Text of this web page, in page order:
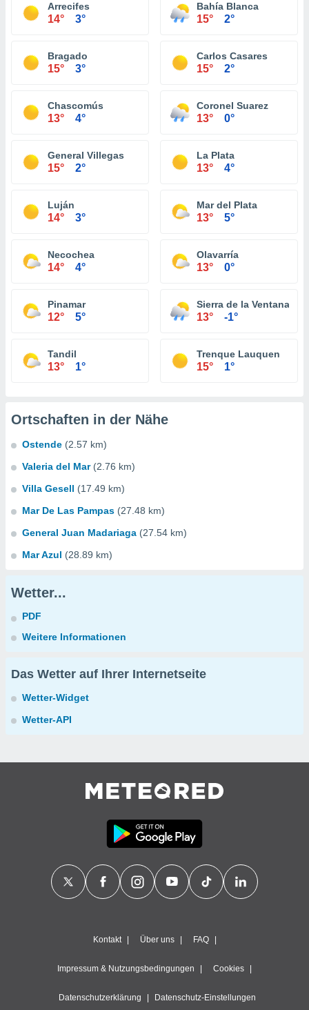
Arrecifes
14° 3°
Bahía Blanca
15° 2°
Bragado
15° 3°
Carlos Casares
15° 2°
Chascomús
13° 4°
Coronel Suarez
13° 0°
General Villegas
15° 2°
La Plata
13° 4°
Luján
14° 3°
Mar del Plata
13° 5°
Necochea
14° 4°
Olavarría
13° 0°
Pinamar
12° 5°
Sierra de la Ventana
13° -1°
Tandil
13° 1°
Trenque Lauquen
15° 1°
Ortschaften in der Nähe
Ostende (2.57 km)
Valeria del Mar (2.76 km)
Villa Gesell (17.49 km)
Mar De Las Pampas (27.48 km)
General Juan Madariaga (27.54 km)
Mar Azul (28.89 km)
Wetter...
PDF
Weitere Informationen
Das Wetter auf Ihrer Internetseite
Wetter-Widget
Wetter-API
Kontakt Über uns FAQ
Impressum & Nutzungsbedingungen Cookies
Datenschutzerklärung Datenschutz-Einstellungen